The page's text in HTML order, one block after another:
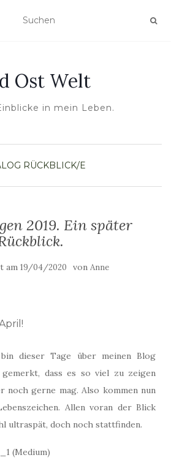
Ost Welt
in mein Leben.
RÜCKBLICK/E
2019. Ein später
am 19/04/2020 von Anne
dieser Tage über meinen Blog
dass es so viel zu zeigen
noch gerne mag. Also kommen nun
Allen voran der Blick
ultraspät, doch noch stattfinden.